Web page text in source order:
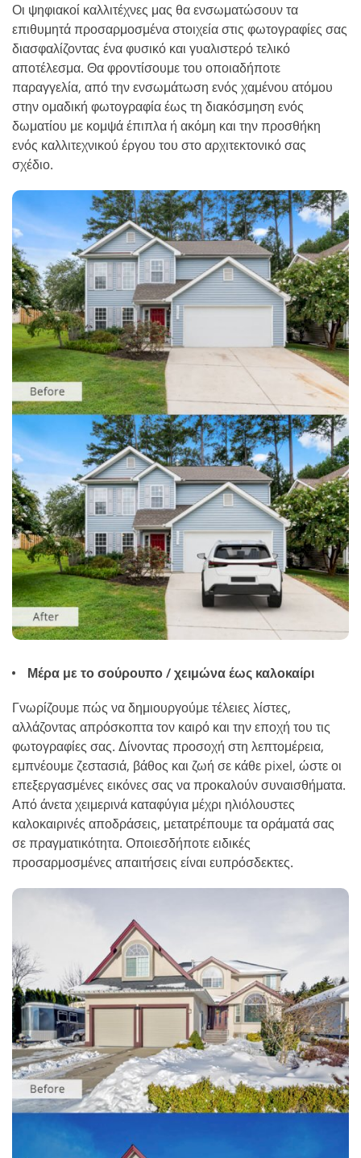
Οι ψηφιακοί καλλιτέχνες μας θα ενσωματώσουν τα
επιθυμητά προσαρμοσμένα στοιχεία στις φωτογραφίες σας
διασφαλίζοντας ένα φυσικό και γυαλιστερό τελικό
αποτέλεσμα. Θα φροντίσουμε του οποιαδήποτε
παραγγελία, από την ενσωμάτωση ενός χαμένου ατόμου
στην ομαδική φωτογραφία έως τη διακόσμηση ενός
δωματίου με κομψά έπιπλα ή ακόμη και την προσθήκη
ενός καλλιτεχνικού έργου του στο αρχιτεκτονικό σας
σχέδιο.
Μέρα με το σούρουπο / χειμώνα έως καλοκαίρι
Γνωρίζουμε πώς να δημιουργούμε τέλειες λίστες,
αλλάζοντας απρόσκοπτα τον καιρό και την εποχή του τις
φωτογραφίες σας. Δίνοντας προσοχή στη λεπτομέρεια,
εμπνέουμε ζεστασιά, βάθος και ζωή σε κάθε pixel, ώστε οι
επεξεργασμένες εικόνες σας να προκαλούν συναισθήματα.
Από άνετα χειμερινά καταφύγια μέχρι ηλιόλουστες
καλοκαιρινές αποδράσεις, μετατρέπουμε τα οράματά σας
σε πραγματικότητα. Οποιεσδήποτε ειδικές
προσαρμοσμένες απαιτήσεις είναι ευπρόσδεκτες.